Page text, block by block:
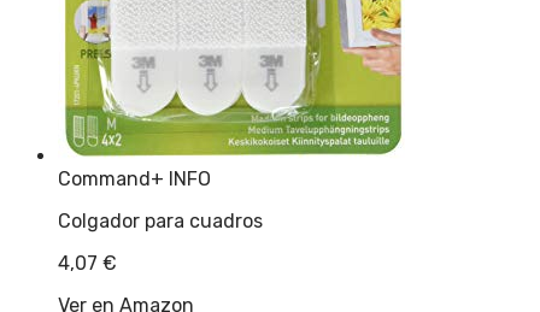
Command+ INFO
Colgador para cuadros
4,07 €
Ver en Amazon